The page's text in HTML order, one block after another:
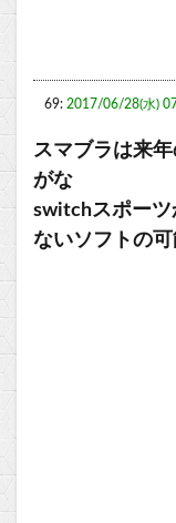
69: 2017/06/28(水)
スマブラは来
がな
switchスポーツ
ないソフトの